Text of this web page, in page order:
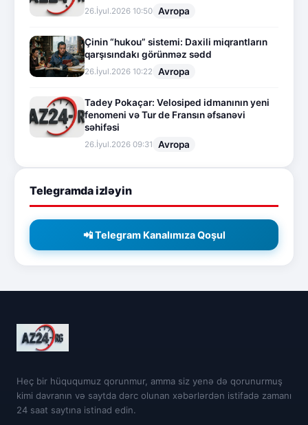
26.İyul.2026 10:50 Avropa
Çinin “hukou” sistemi: Daxili miqrantların
qarşısındakı görünməz sədd
26.İyul.2026 10:22 Avropa
Tadey Pokaçar: Velosiped idmanının yeni
fenomeni və Tur de Fransın əfsanəvi
səhifəsi
26.İyul.2026 09:31 Avropa
Telegramda izləyin
📲 Telegram Kanalımıza Qoşul
Heç bir hüququmuz qorunmur, amma siz yenə də qorunurmuş
kimi davranın və saytda dərc olunan xəbərlərdən istifadə zamanı
24 saat saytına istinad edin.